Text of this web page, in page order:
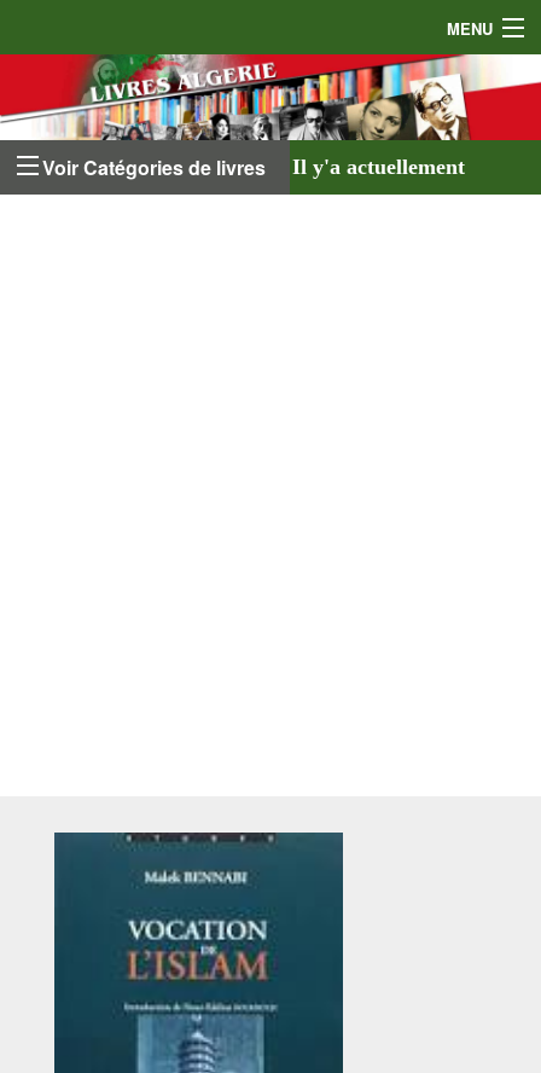
MENU
Accueil
Auteurs
Voir Catégories de livres Il y'a actuellement